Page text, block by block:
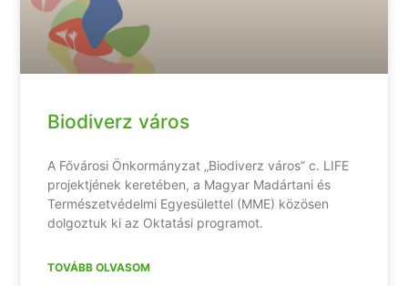
Biodiverz város
A Fővárosi Önkormányzat „Biodiverz város” c. LIFE
projektjének keretében, a Magyar Madártani és
Természetvédelmi Egyesülettel (MME) közösen
dolgoztuk ki az Oktatási programot.
TOVÁBB OLVASOM